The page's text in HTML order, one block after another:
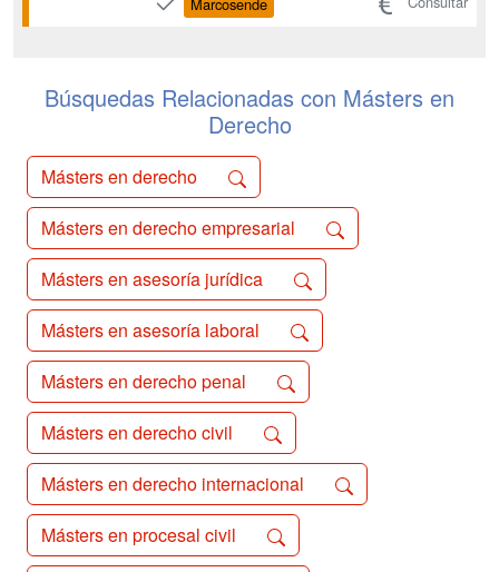
de 30 de octubre, de acceso a las
febrero, por el qu...
Búsquedas Relacionadas con Másters en
Derecho
Másters en derecho
Másters en derecho empresarial
Másters en asesoría jurídica
Másters en asesoría laboral
Másters en derecho penal
Másters en derecho civil
Másters en derecho internacional
Másters en procesal civil